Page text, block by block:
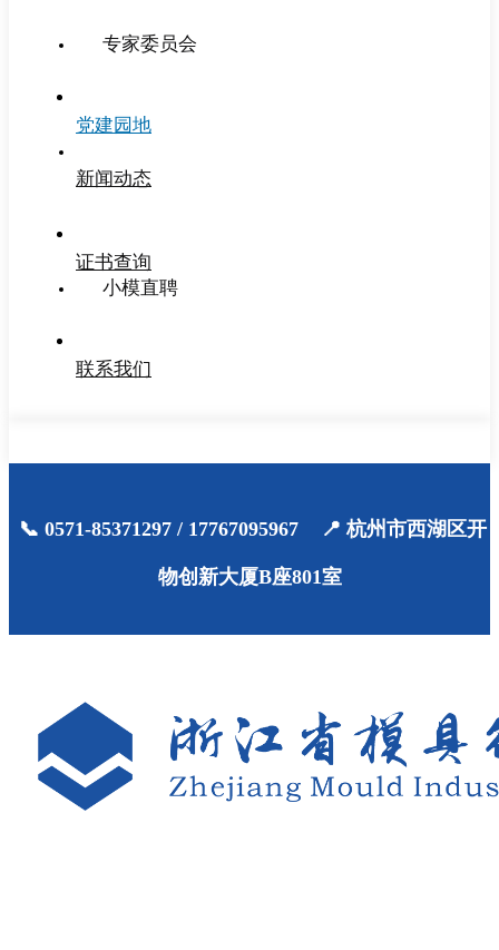
专家委员会
党建园地
新闻动态
证书查询
小模直聘
联系我们
📞 0571-85371297 / 17767095967 📍 杭州市西湖区开
物创新大厦B座801室